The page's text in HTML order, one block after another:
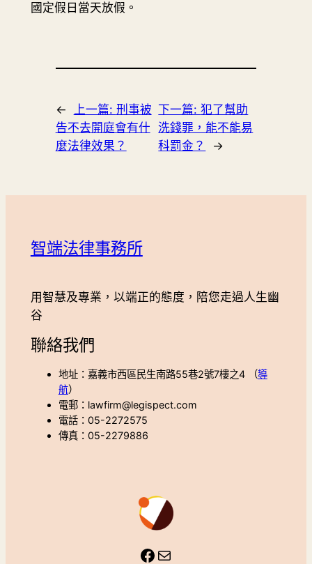
國定假日當天放假。
← 上一篇: 刑事被
告不去開庭會有什
麼法律效果？
下一篇:犯了幫助
洗錢罪，能不能易
科罰金？
→
智端法律事務所
用智慧及專業，以端正的態度，陪您走過人生幽
谷
聯絡我們
地址：嘉義市西區民生南路55巷2號7樓之4 （導
航）
電郵：lawfirm@legispect.com
電話：05-2272575
傳真：05-2279886
Facebook
Mail